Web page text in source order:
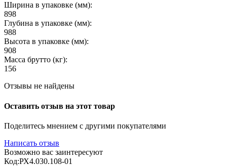
Ширина в упаковке (мм):
898
Глубина в упаковке (мм):
988
Высота в упаковке (мм):
908
Масса брутто (кг):
156
Отзывы не найдены
Оставить отзыв на этот товар
Поделитесь мнением с другими покупателями
Написать отзыв
Возможно вас заинтересуют
Код:РХ4.030.108-01